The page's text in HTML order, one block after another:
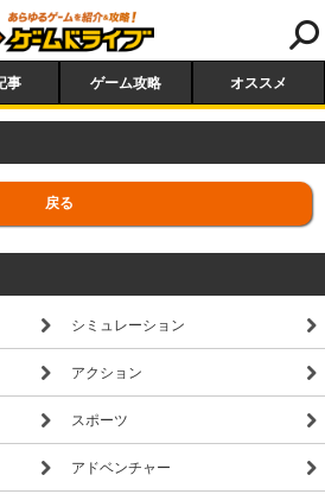
事 ゲーム攻略 オススメ
戻る
シミュレーション
アクション
スポーツ
アドベンチャー